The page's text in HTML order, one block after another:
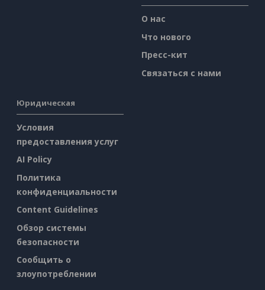
О нас
Что нового
Пресс-кит
Связаться с нами
Юридическая
Условия
предоставления услуг
AI Policy
Политика
конфиденциальности
Content Guidelines
Обзор системы
безопасности
Сообщить о
злоупотреблении